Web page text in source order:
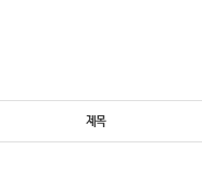
제목